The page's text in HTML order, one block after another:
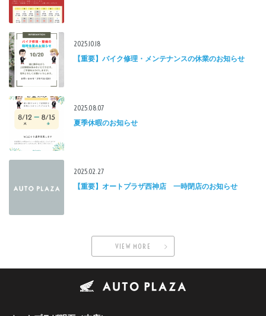
2025.10.18
【重要】バイク修理・メンテナンスの休業のお知らせ
2025.08.07
夏季休暇のお知らせ
2025.02.27
【重要】オートプラザ西神店 一時閉店のお知らせ
VIEW MORE